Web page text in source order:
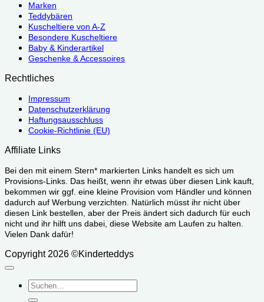
Marken
Teddybären
Kuscheltiere von A-Z
Besondere Kuscheltiere
Baby & Kinderartikel
Geschenke & Accessoires
Rechtliches
Impressum
Datenschutzerklärung
Haftungsausschluss
Cookie-Richtlinie (EU)
Affiliate Links
Bei den mit einem Stern* markierten Links handelt es sich um
Provisions-Links. Das heißt, wenn ihr etwas über diesen Link kauft,
bekommen wir ggf. eine kleine Provision vom Händler und können
dadurch auf Werbung verzichten. Natürlich müsst ihr nicht über
diesen Link bestellen, aber der Preis ändert sich dadurch für euch
nicht und ihr hilft uns dabei, diese Website am Laufen zu halten.
Vielen Dank dafür!
Copyright 2026 ©Kinderteddys
Suchen
nach: